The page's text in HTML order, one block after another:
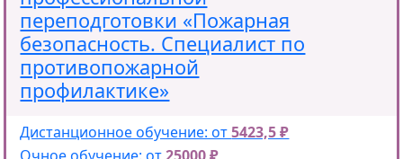
переподготовки «Пожарная
безопасность. Специалист по
противопожарной
профилактике»
Дистанционное обучение: от5423,5 ₽